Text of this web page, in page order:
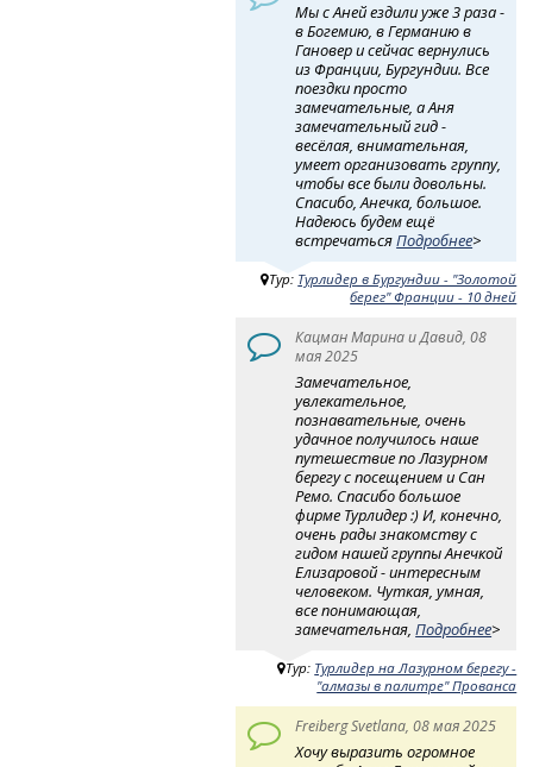
Мы с Аней ездили уже 3 раза -
в Богемию, в Германию в
Гановер и сейчас вернулись
из Франции, Бургундии. Все
поездки просто
замечательные, а Аня
замечательный гид -
весёлая, внимательная,
умеет организовать группу,
чтобы все были довольны.
Спасибо, Анечка, большое.
Надеюсь будем ещё
встречатьсяПодробнее>
Тур: Турлидер в Бургундии - "Золотой
берег" Франции - 10 дней
Кацман Марина и Давид, 08
мая 2025
Замечательное,
увлекательное,
познавательные, очень
удачное получилось наше
путешествие по Лазурном
берегу с посещением и Сан
Ремо. Спасибо большое
фирме Турлидер :) И, конечно,
очень рады знакомству с
гидом нашей группы Анечкой
Елизаровой - интересным
человеком. Чуткая, умная,
все понимающая,
замечательная,Подробнее>
Тур: Турлидер на Лазурном берегу -
"алмазы в палитре" Прованса
Freiberg Svetlana, 08 мая 2025
Хочу выразить огромное